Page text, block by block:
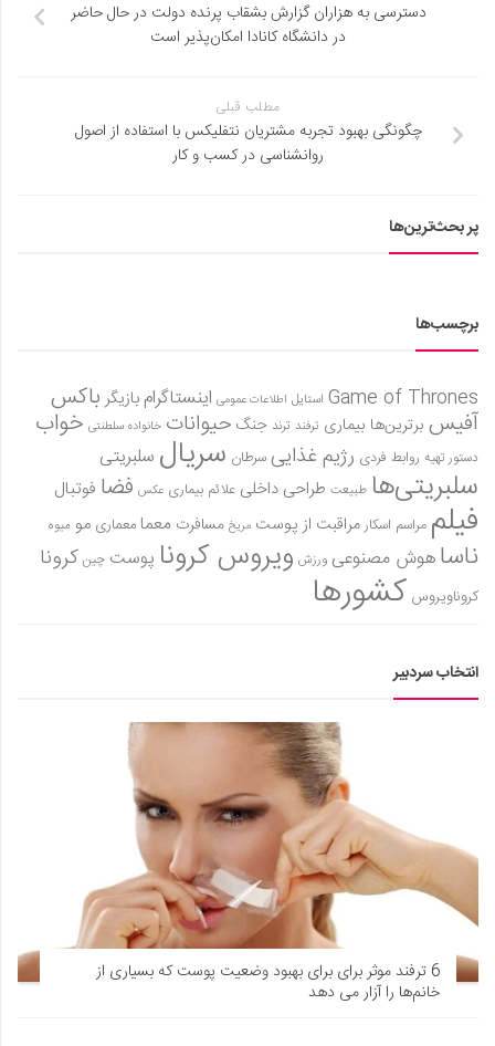
دسترسی به هزاران گزارش بشقاب پرنده دولت در حال حاضر
در دانشگاه کانادا امکان‌پذیر است
مطلب قبلی
چگونگی بهبود تجربه مشتریان نتفلیکس با استفاده از اصول
روانشناسی در کسب و کار
پر بحث‌ترین‌ها
برچسب‌ها
Game of Thrones استایل اطلاعات عمومی اینستاگرام بازیگر باکس
آفیس برترین‌ها بیماری ترفند ترند جنگ حیوانات خانواده سلطنتی خواب
دستور تهیه روابط فردی رژیم غذاییسرطان سریال سلبریتی
سلبریتی‌ها طبیعت طراحی داخلی علائم بیماری عکس فضا فوتبال
فیلم مراسم اسکارمراقبت از پوست مریخ مسافرت معمامعماری مو میوه
ناساهوش مصنوعی ورزش ویروس کرونا پوست چین کرونا
کروناویروس کشورها
انتخاب سردبیر
6 ترفند موثر برای برای بهبود وضعیت پوست که بسیاری از
خانم‌ها را آزار می دهد